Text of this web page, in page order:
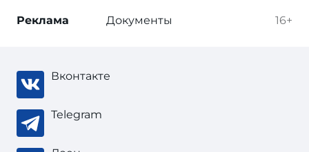
16+
Реклама Документы
Вконтакте
Telegram